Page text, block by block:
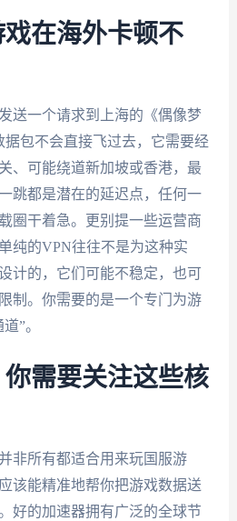
在海外卡顿不
送一个请求到上海的《偶像梦
据包不会直接飞过去，它需要经
、可能绕道新加坡或香港，最
跳都是潜在的延迟点，任何一
圈干着急。更别提一些运营商
纯的VPN往往不是为这种实
计的，它们可能不稳定，也可
制。你需要的是一个专门为游
”。
需要关注这些核
非所有都适合用来玩国服游
该能精准地帮你把游戏数据送
好的加速器拥有广泛的全球节